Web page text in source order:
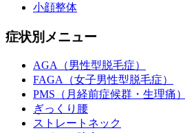
小顔整体
症状別メニュー
AGA（男性型脱毛症）
FAGA（女子男性型脱毛症）
PMS（月経前症候群・生理痛）
ぎっくり腰
ストレートネック